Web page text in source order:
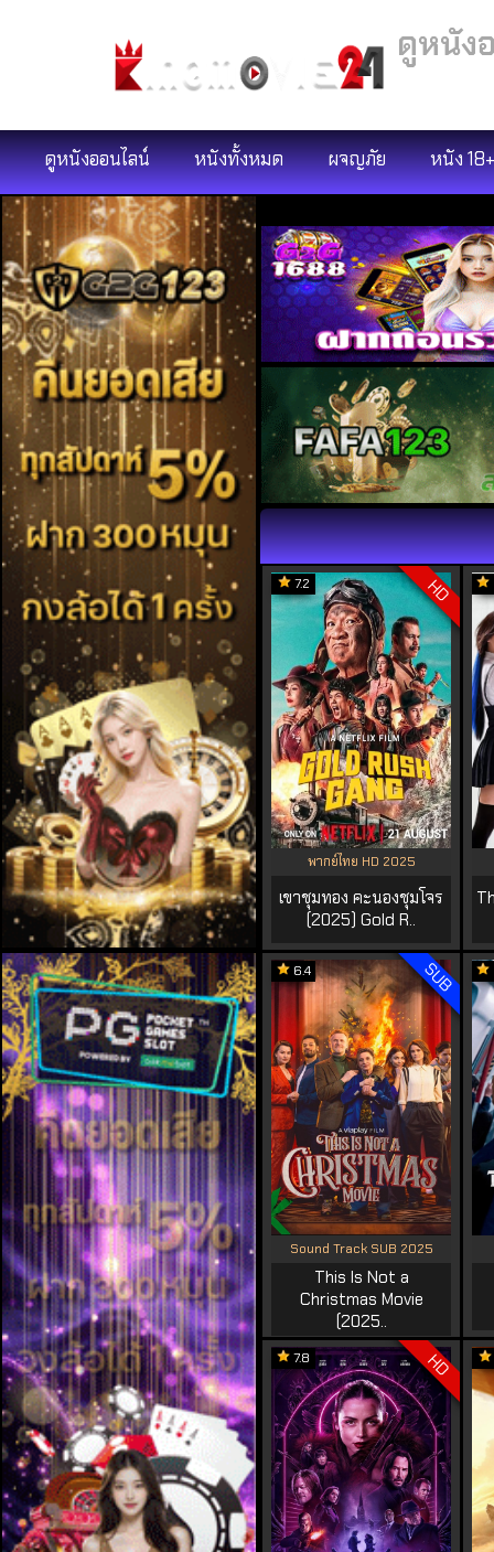
ดูหนัง
ดูหนังออนไลน์ หนังทั้งหมด ผจญภัย หนัง 18+
HD
7.2
พากย์ไทย HD 2025
เขาชุมทอง คะนองชุมโจร
(2025) Gold R..
SUB
6.4
Sound Track SUB 2025
This Is Not a
Christmas Movie
(2025..
HD
7.8